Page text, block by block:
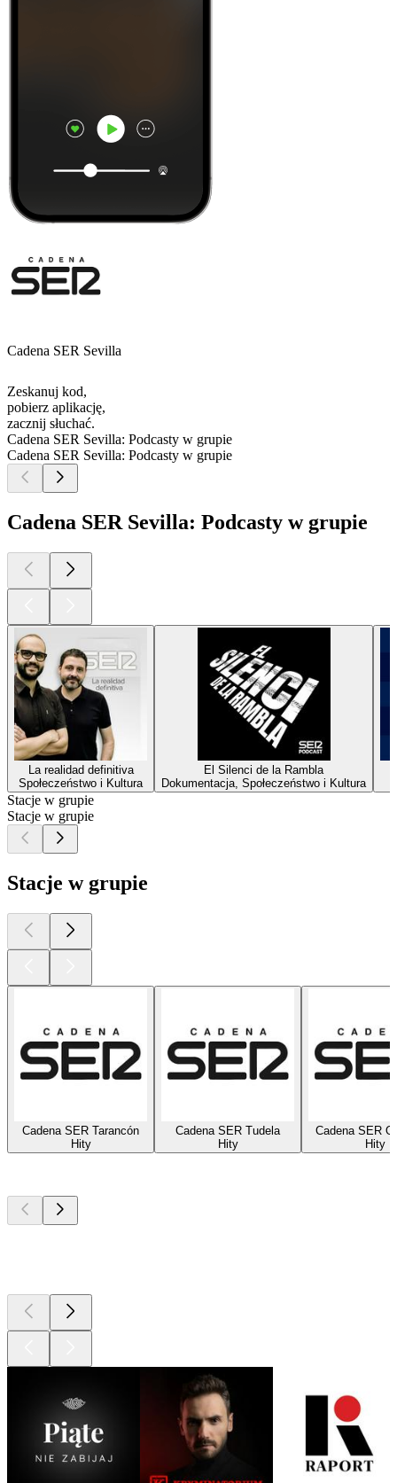
Cadena SER Sevilla
Zeskanuj kod,
pobierz aplikację,
zacznij słuchać.
Cadena SER Sevilla: Podcasty w grupie
Cadena SER Sevilla: Podcasty w grupie
Cadena SER Sevilla: Podcasty w grupie
La realidad definitiva
Społeczeństwo i Kultura
El Silenci de la Rambla
Dokumentacja, Społeczeństwo i Kultura
Stacje w grupie
Stacje w grupie
Stacje w grupie
Cadena SER Tarancón
Hity
Cadena SER Tudela
Hity
Cadena SER
Hity